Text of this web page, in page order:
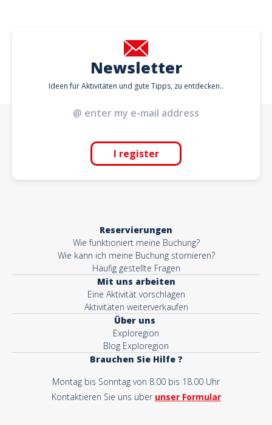
Newsletter
Ideen für Aktivitäten und gute Tipps, zu entdecken..
I register
Reservierungen
Wie funktioniert meine Buchung?
Wie kann ich meine Buchung stornieren?
Häufig gestellte Fragen
Mit uns arbeiten
Eine Aktivität vorschlagen
Aktivitäten weiterverkaufen
Über uns
Exploregion
Blog Exploregion
Brauchen Sie Hilfe ?
Montag bis Sonntag von 8.00 bis 18.00 Uhr
Kontaktieren Sie uns über unser Formular